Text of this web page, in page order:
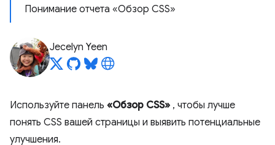
Понимание отчета «Обзор CSS»
Jecelyn Yeen
Используйте панель «Обзор CSS» , чтобы лучше
понять CSS вашей страницы и выявить потенциальные
улучшения.